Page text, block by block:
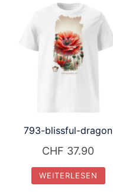
793-blissful-dragon
CHF 37.90
WEITERLESEN